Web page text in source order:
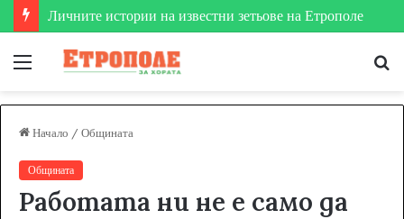
Етрополе затвърди мястото си на футболната карта
Меню
Начало / Общината
Общината
Работата ни не е само да